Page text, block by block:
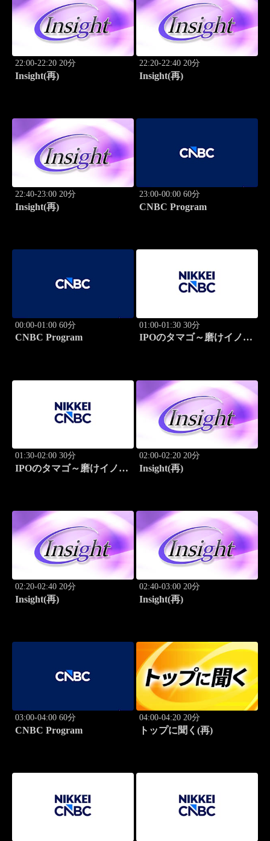
22:00-22:20 20分
Insight(再)
22:20-22:40 20分
Insight(再)
22:40-23:00 20分
Insight(再)
23:00-00:00 60分
CNBC Program
00:00-01:00 60分
CNBC Program
01:00-01:30 30分
IPOのタマゴ～磨けイノベ
01:30-02:00 30分
IPOのタマゴ～磨けイノベ
02:00-02:20 20分
Insight(再)
02:20-02:40 20分
Insight(再)
02:40-03:00 20分
Insight(再)
03:00-04:00 60分
CNBC Program
04:00-04:20 20分
トップに聞く(再)